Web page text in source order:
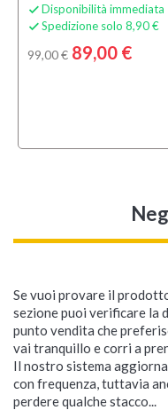
 Disponibilità immediata
 Spedizione solo 8,90 €
99,00 € 89,00 €
Se vuoi provare il
sezione puoi verificare la
punto vendita che
vai tranquillo e corri a
Il nostro sistema
con frequenza, tuttavia
perdere qualche stacco...